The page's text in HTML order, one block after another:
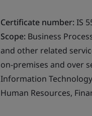
Certificate number:IS
Scope: Business
and other related
on-premises and over
Information
Human Resources,